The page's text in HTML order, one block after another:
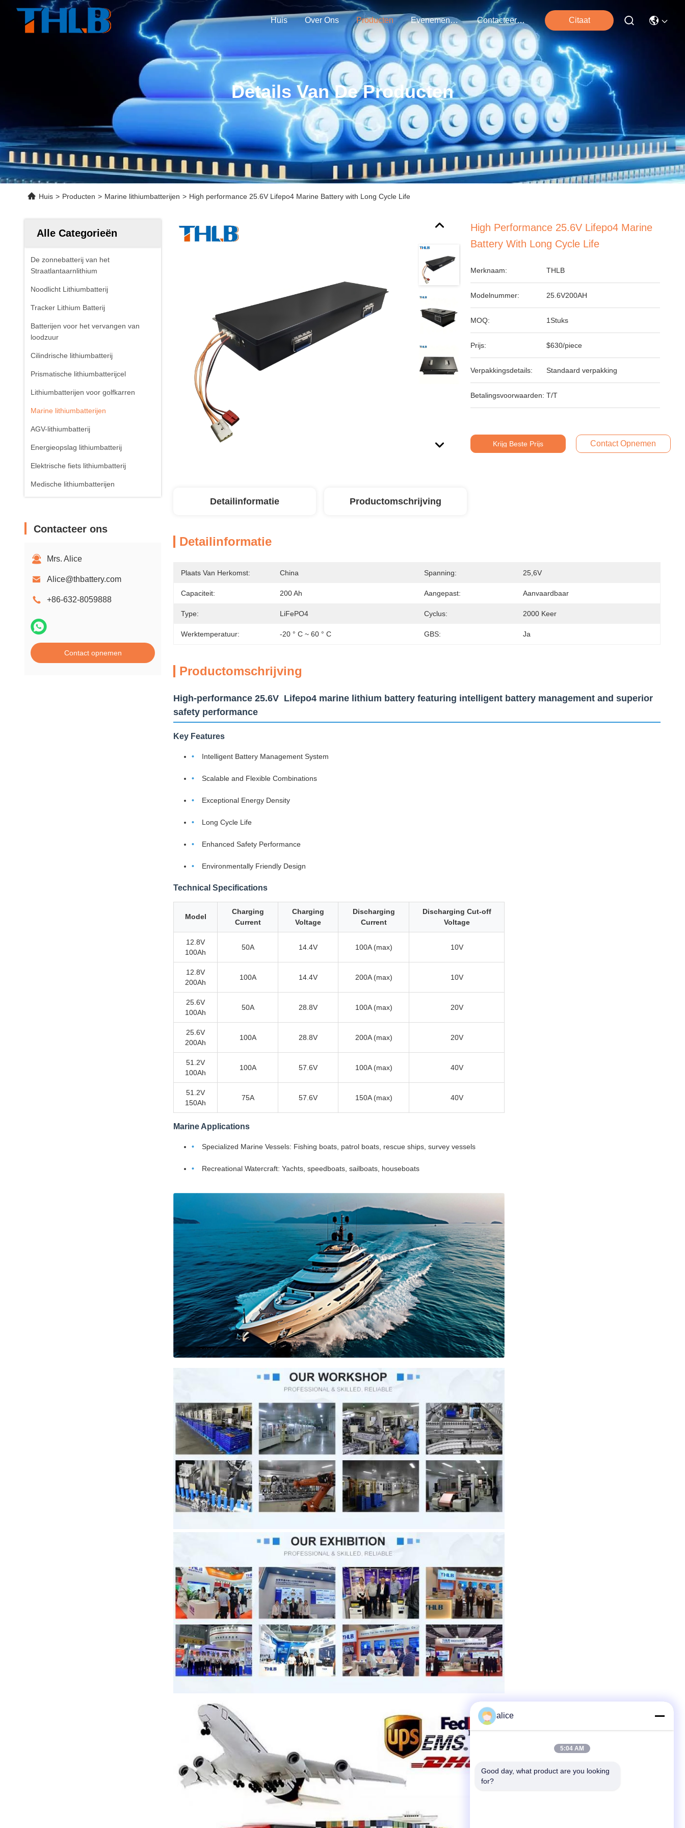
Huis Over Ons Producten Evenementen Contacteer Ons Citaat
Details Van De Producten
Huis > Producten > Marine lithiumbatterijen > High performance 25.6V Lifepo4 Marine Battery with Long Cycle Life
Alle Categorieën
De zonnebatterij van het
Straatlantaarnlithium
Noodlicht Lithiumbatterij
Tracker Lithium Batterij
Batterijen voor het vervangen van
loodzuur
Cilindrische lithiumbatterij
Prismatische lithiumbatterijcel
Lithiumbatterijen voor golfkarren
Marine lithiumbatterijen
AGV-lithiumbatterij
Energieopslag lithiumbatterij
Elektrische fiets lithiumbatterij
Medische lithiumbatterijen
Contacteer ons
Mrs. Alice
Alice@thbattery.com
+86-632-8059888
Contact opnemen
High Performance 25.6V Lifepo4 Marine
Battery With Long Cycle Life
Merknaam: THLB
Modelnummer: 25.6V200AH
MOQ: 1Stuks
Prijs: $630/piece
Verpakkingsdetails: Standaard verpakking
Betalingsvoorwaarden: T/T
Krijg Beste Prijs Contact Opnemen
Detailinformatie Productomschrijving
Detailinformatie
Plaats Van Herkomst: China Spanning: 25,6V
Capaciteit: 200 Ah Aangepast: Aanvaardbaar
Type: LiFePO4 Cyclus: 2000 Keer
Werktemperatuur: -20 ° C ~ 60 ° C GBS: Ja
Productomschrijving
High-performance 25.6V Lifepo4 marine lithium battery featuring intelligent battery management and superior
safety performance
Key Features
Intelligent Battery Management System
Scalable and Flexible Combinations
Exceptional Energy Density
Long Cycle Life
Enhanced Safety Performance
Environmentally Friendly Design
Technical Specifications
Model
Charging
Current
Charging
Voltage
Discharging
Current
Discharging Cut-off
Voltage
12.8V
100Ah
50A 14.4V 100A (max) 10V
12.8V
200Ah
100A 14.4V 200A (max) 10V
25.6V
100Ah
50A 28.8V 100A (max) 20V
25.6V
200Ah
100A 28.8V 200A (max) 20V
51.2V
100Ah
100A 57.6V 100A (max) 40V
51.2V
150Ah
75A 57.6V 150A (max) 40V
Marine Applications
Specialized Marine Vessels: Fishing boats, patrol boats, rescue ships, survey vessels
Recreational Watercraft: Yachts, speedboats, sailboats, houseboats
alice
5:04 AM
Good day, what product are you looking
for?